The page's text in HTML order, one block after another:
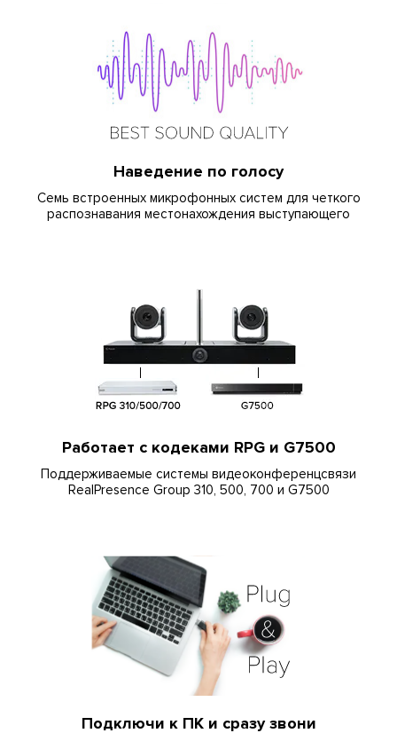
Наведение по голосу
Семь встроенных микрофонных систем для четкого
распознавания местонахождения выступающего
Работает с кодеками RPG и G7500
Поддерживаемые системы видеоконференцсвязи
RealPresence Group 310, 500, 700 и G7500
Подключи к ПК и сразу звони